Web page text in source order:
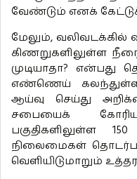
வேண்டும் எனக்
மேலும், வலிவடக்கில்
கிணறுகளிலுள்ள நீரை
முடியாதா? என்பது
எண்ணெய்
ஆய்வு செய்து
சபையைக்
பகுதிகளிலுள்ள
நிலைமைகள்
வெளியிடுமாறும்